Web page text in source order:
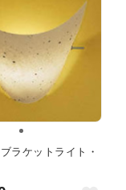
ラケットライト・